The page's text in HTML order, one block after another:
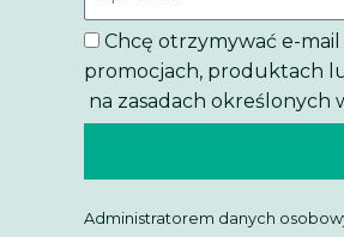
Chcę otrzymywać e-
promocjach, produktach
na zasadach określonych
Administratorem danych